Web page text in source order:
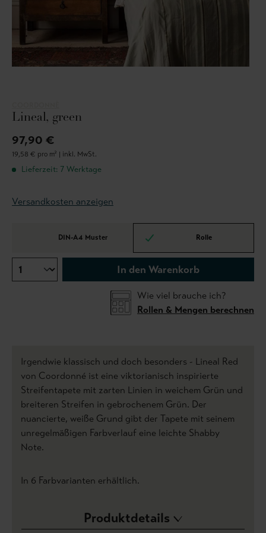
Lineal, green
97,90 €
19,58 € pro m² | inkl. MwSt.
Lieferzeit: 7 Werktage
Versandkosten anzeigen
DIN-A4 Muster Rolle
In den Warenkorb
Wie viel brauche ich?
Rollen & Mengen berechnen
Irgendwie klassisch und doch besonders - Lineal Red
von Coordonné ist eine viktorianisch inspirierte
Streifentapete mit zarten Linien in weichem Grün und
breiteren Streifen in gebrochenem Grün. Der
nuancierte, weiße Grund gibt der Tapete mit seinem
unregelmäßigen Farbverlauf eine leichte Shabby
Note.
In 6 Farbvarianten erhältlich.
Produktdetails